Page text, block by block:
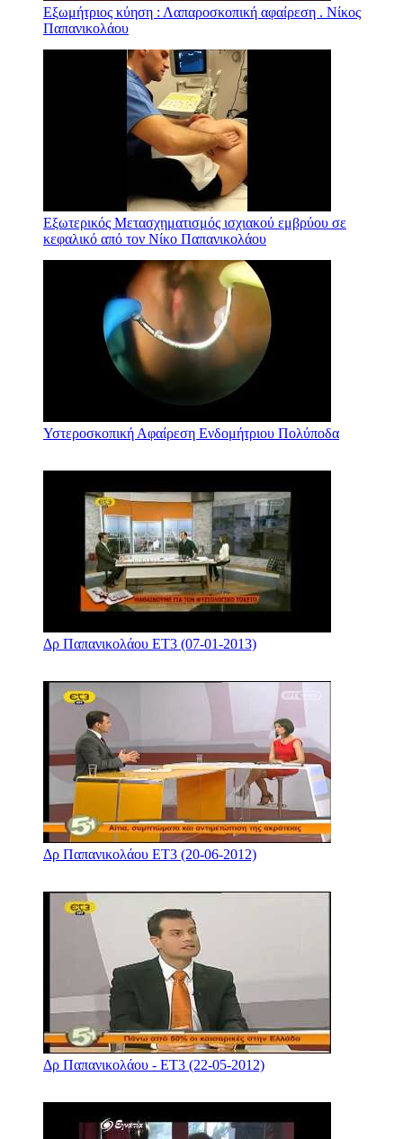
Εξωμήτριος κύηση : Λαπαροσκοπική αφαίρεση . Νίκος
Παπανικολάου
Εξωτερικός Μετασχηματισμός ισχιακού εμβρύου σε
κεφαλικό από τον Νίκο Παπανικολάου
Υστεροσκοπική Αφαίρεση Ενδομήτριου Πολύποδα
Δρ Παπανικολάου ΕΤ3 (07-01-2013)
Δρ Παπανικολάου ΕΤ3 (20-06-2012)
Δρ Παπανικολάου - ΕΤ3 (22-05-2012)